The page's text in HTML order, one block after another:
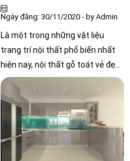
dưới đây để nhanh chóng hoàn
thành mong muốn của bản thân
nhé!
Cho Tổ Ấm Của Bạn
Ngày đăng: 30/11/2020 - by Admin
Là một trong những vật liệu
trang trí nội thất phổ biến nhất
hiện nay, nội thất gỗ toát vẻ đẹp
mộc mạc mà ấm áp cho cả gian
phòng. Với sự đa dạng về mẫu
mã cũng như chất lượng, câu hỏi
nên chọn loại gỗ nào có giá cả
phải chăng nhưng vẫn đảm bảo
chất lượng khiến không ít nhiều